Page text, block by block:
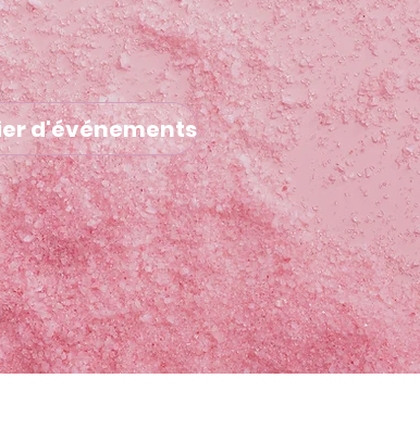
d'événements